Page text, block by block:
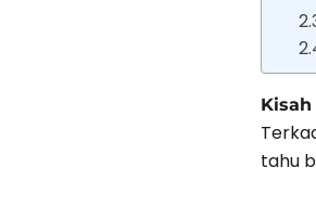
tahu